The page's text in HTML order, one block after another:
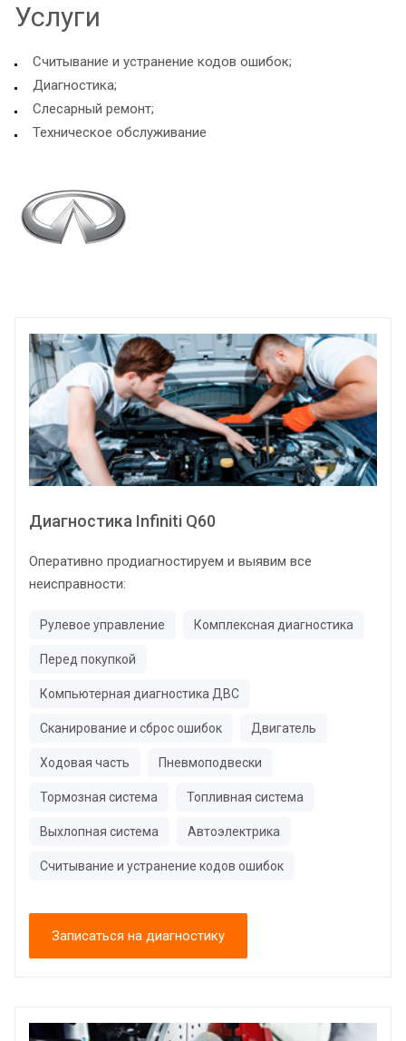
Услуги
Считывание и устранение кодов ошибок;
Диагностика;
Слесарный ремонт;
Техническое обслуживание
Диагностика Infiniti Q60
Оперативно продиагностируем и выявим все
неисправности:
Рулевое управление Комплексная диагностика
Перед покупкой
Компьютерная диагностика ДВС
Сканирование и сброс ошибок Двигатель
Ходовая часть Пневмоподвески
Тормозная система Топливная система
Выхлопная система Автоэлектрика
Считывание и устранение кодов ошибок
Записаться на диагностику